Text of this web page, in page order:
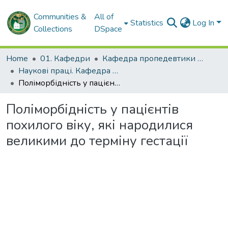
Communities &
Collections
All of
DSpace
Statistics Log In
Home 01. Кафедри
Кафедра пропедевтики внутрішньої медицини № 1, основ біоетики та біобезпеки
Наукові праці. Кафедра пропедевтики внутрішньої медицини № 1, основ біоетики та біобезпеки
Поліморбідність у пацієнтів похилого віку, які народилися великими до терміну гестації
Поліморбідність у пацієнтів
похилого віку, які народилися
великими до терміну гестації